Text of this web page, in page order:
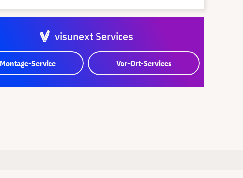
visunext Services
Montage-Service Vor-Ort-Services